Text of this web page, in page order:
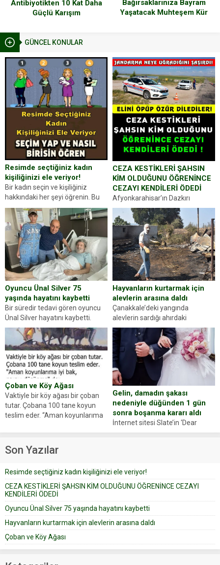
GÜNCEL KONULAR
Resimde seçtiğiniz kadın
kişiliğinizi ele veriyor!
Bir kadın seçin ve kişiliğiniz
hakkındaki her şeyi öğrenin. Bu
kez karşınıza oldukça farklı bir
kişilik testiyle çıkıyoruz. Resimde
gördüğünüz kadın figürlerinden
dikkatinizi en...
CEZA KESTİKLERİ ŞAHSIN
KİM OLDUĞUNU ÖĞRENİNCE
CEZAYI KENDİLERİ ÖDEDİ
Afyonkarahisar’ın Dazkırı
ilçesinde trafik uygulaması
yapan jandarma ekipleri
durdurdukları bir otomobilin
sürücüsünden ehliyet ve ruhsat
sorup belgelerini istedi. Sürücü
Abdurrahman Ö.nün verdiği
evraklarda eksik olduğunu...
Oyuncu Ünal Silver 75
yaşında hayatını kaybetti
Bir süredir tedavi gören oyuncu
Ünal Silver hayatını kaybetti.
Haberi, oyuncunun menajerlik
ajansı duyurdu. Renda Güner,
sosyal medya hesabında “Usta
Oyuncumuz ve çok değerli
dostumuz...
Hayvanların kurtarmak için
alevlerin arasına daldı
Çanakkale’deki yangında
alevlerin sardığı ahırdaki
hayvanlarını kurtarmak isteyen
Zeki Demir (66) ölümden döndü.
Yüzünde ve ellerinde yanıklar
oluşan Demir, kâbus dolu anları
anlattı… Merkeze bağlı...
Çoban ve Köy Ağası
Vaktiyle bir köy ağası bir çoban
tutar. Çobana 100 tane koyun
teslim eder. “Aman koyunlarıma
Çoban koyunları alır gider. Aylar...
Gelin, damadın şakası
nedeniyle düğünden 1 gün
sonra boşanma kararı aldı
İnternet sitesi Slate’in ‘Dear
Prudence’ isimli tavsiye köşesine
yapıştırdığı için düğünden...
Son Yazılar
Resimde seçtiğiniz kadın kişiliğinizi ele veriyor!
CEZA KESTİKLERİ ŞAHSIN KİM OLDUĞUNU ÖĞRENİNCE CEZAYI
KENDİLERİ ÖDEDİ
Oyuncu Ünal Silver 75 yaşında hayatını kaybetti
Hayvanların kurtarmak için alevlerin arasına daldı
Çoban ve Köy Ağası
Antibiyotikten 10 Kat Daha
Güçlü Karışım
Bağırsaklarınıza Bayram
Yaşatacak Muhteşem Kür